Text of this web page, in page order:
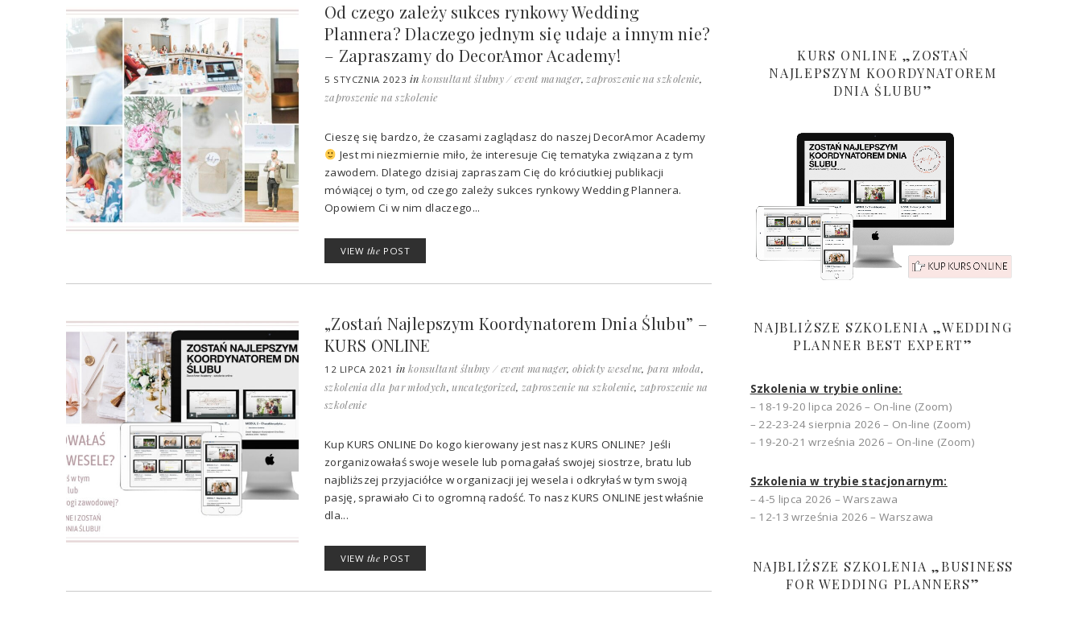
Od czego zależy sukces rynkowy Wedding
Plannera? Dlaczego jednym się udaje a innym nie?
– Zapraszamy do DecorAmor Academy!
5 STYCZNIA 2023 in konsultant ślubny / event manager,zaproszenie na szkolenie,
zaproszenie na szkolenie
Cieszę się bardzo, że czasami zaglądasz do naszej DecorAmor Academy
Jest mi niezmiernie miło, że interesuje Cię tematyka związana z tym
zawodem. Dlatego dzisiaj zapraszam Cię do króciutkiej publikacji
mówiącej o tym, od czego zależy sukces rynkowy Wedding Plannera.
Opowiem Ci w nim dlaczego...
VIEW the POST
„Zostań Najlepszym Koordynatorem Dnia Ślubu” –
KURS ONLINE
12 LIPCA 2021 in konsultant ślubny / event manager,obiekty weselne, para młoda,
szkolenia dla par młodych,uncategorized, zaproszenie na szkolenie, zaproszenie na
szkolenie
Kup KURS ONLINE Do kogo kierowany jest nasz KURS ONLINE? Jeśli
zorganizowałaś swoje wesele lub pomagałaś swojej siostrze, bratu lub
najbliższej przyjaciółce w organizacji jej wesela i odkryłaś w tym swoją
pasję, sprawiało Ci to ogromną radość. To nasz KURS ONLINE jest właśnie
dla...
VIEW the POST
KURS ONLINE „ZOSTAŃ
NAJLEPSZYM KOORDYNATOREM
DNIA ŚLUBU”
NAJBLIŻSZE SZKOLENIA „WEDDING
PLANNER BEST EXPERT”
Szkolenia w trybie online:
– 18-19-20 lipca 2026 – On-line (Zoom)
– 22-23-24 sierpnia 2026 – On-line (Zoom)
– 19-20-21 września 2026 – On-line (Zoom)
Szkolenia w trybie stacjonarnym:
– 4-5 lipca 2026 – Warszawa
– 12-13 września 2026 – Warszawa
NAJBLIŻSZE SZKOLENIA „BUSINESS
FOR WEDDING PLANNERS”